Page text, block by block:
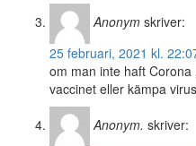
Anonym skriver:
25 februari, 2021 kl.
om man inte haft
vaccinet eller kämpa
Anonym. skriver: